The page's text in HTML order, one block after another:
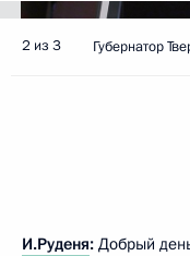
2 из 3 Губернатор
И.Руденя: Добрый